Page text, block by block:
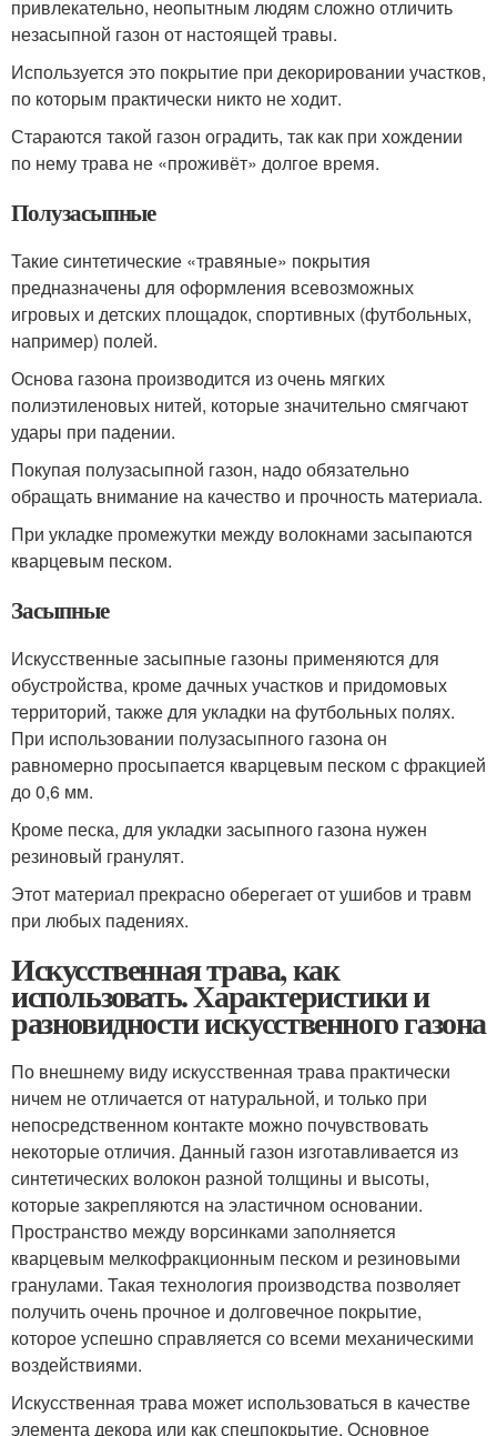
привлекательно, неопытным людям сложно отличить
незасыпной газон от настоящей травы.
Используется это покрытие при декорировании участков,
по которым практически никто не ходит.
Стараются такой газон оградить, так как при хождении
по нему трава не «проживёт» долгое время.
Полузасыпные
Такие синтетические «травяные» покрытия
предназначены для оформления всевозможных
игровых и детских площадок, спортивных (футбольных,
например) полей.
Основа газона производится из очень мягких
полиэтиленовых нитей, которые значительно смягчают
удары при падении.
Покупая полузасыпной газон, надо обязательно
обращать внимание на качество и прочность материала.
При укладке промежутки между волокнами засыпаются
кварцевым песком.
Засыпные
Искусственные засыпные газоны применяются для
обустройства, кроме дачных участков и придомовых
территорий, также для укладки на футбольных полях.
При использовании полузасыпного газона он
равномерно просыпается кварцевым песком с фракцией
до 0,6 мм.
Кроме песка, для укладки засыпного газона нужен
резиновый гранулят.
Этот материал прекрасно оберегает от ушибов и травм
при любых падениях.
Искусственная трава, как
использовать. Характеристики и
разновидности искусственного газона
По внешнему виду искусственная трава практически
ничем не отличается от натуральной, и только при
непосредственном контакте можно почувствовать
некоторые отличия. Данный газон изготавливается из
синтетических волокон разной толщины и высоты,
которые закрепляются на эластичном основании.
Пространство между ворсинками заполняется
кварцевым мелкофракционным песком и резиновыми
гранулами. Такая технология производства позволяет
получить очень прочное и долговечное покрытие,
которое успешно справляется со всеми механическими
воздействиями.
Искусственная трава может использоваться в качестве
элемента декора или как спецпокрытие. Основное